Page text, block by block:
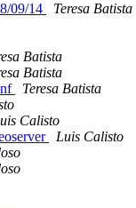
09/14
Teresa Batista
Batista
Batista
Teresa Batista
Calisto
Luis Calisto